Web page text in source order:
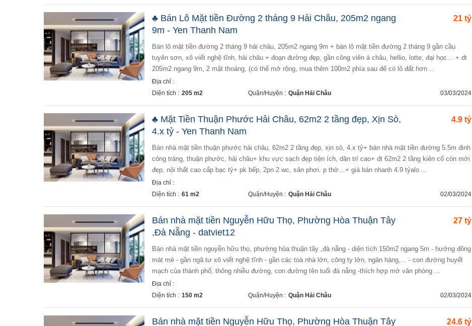
21 tỷ
♣ Bán Lô Mặt tiền Đường 2 tháng 9 Hải Châu, 205m2 ngang
9m - Yen Thanh Nam
bán lô mặt tiền đường 2 tháng 9 hải châu, 205m2 ngang 9m + bán lô mặt tiền đường 2 tháng 9 gần cầu
tuyên sơn, xô viết nghệ tĩnh, hải châu + đoạn đường đẹp, gần công viên á châu, hellio, lotte, đại học… + dt
205m2 ngang 9m, 2 mặt thoáng, (có thể mở rộng, mua thêm 100m2 phía sau để có lô đất hơn ...
Địa chỉ :
Diện tích : 205 m2 Quận/Huyện : Quận Hải Châu 03/03/2024
4.9 tỷ
♣ Mặt Tiền Thuận Phước Hải Châu, 62m2 2 tầng đẹp, Xịn Sò,
4.x tỷ - Yen Thanh Nam
bán nhà mặt tiền thuận phước hải châu, 62m2 2 tầng đẹp, xịn sò, 4.x tỷ+ bán nhà mặt tiền đường 5.5m đinh
công tráng, thuận phước, hải châu+ khu vực sạch đẹp tiện ích, dân trí cao+ dt 62m2 2 tầng kiên cố còn mới
đẹp, nội thất cao cấp bạc tỷ+ pk bếp, 2pn 2 wc, sân phơi. p thờ…+ giá bán nhanh 4.9 tỷalo ...
Địa chỉ :
Diện tích : 61 m2 Quận/Huyện : Quận Hải Châu 02/03/2024
27 tỷ
Bán nhà mặt tiền Nguyễn Hữu Thọ, Phường Hòa Thuận Tây
,Đà Nẵng - datviet12
bán nhà mặt tiền nguyễn hữu thọ, phường hòa thuận tây ,đà nẵng - diện tích 150m2 ngang 5m - hướng đông
mát mẻ - gần ngã tư xô viết nghệ tĩnh - gần các toà nhà lớn, công ty lớn, ngân hàng,... - con đường huyết
mạch của thành phố, thông nhiều đường, con đường tên tuổi đà nẵng -thích hợp mở văn phòng ...
Địa chỉ :
Diện tích : 150 m2 Quận/Huyện : Quận Hải Châu 02/03/2024
24.6 tỷ
Bán nhà mặt tiền Nguyễn Hữu Thọ, Phường Hòa Thuận Tây